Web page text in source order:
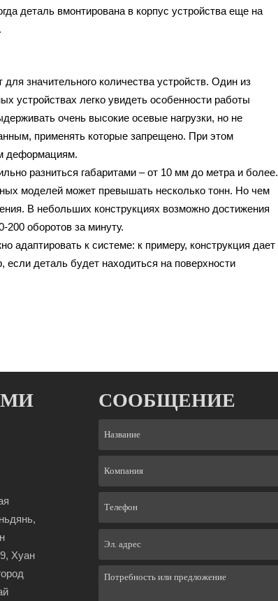
деталь вмонтирована в корпус устройства еще на
значительного количества устройств. Один из
устройствах легко увидеть особенности работы
очень высокие осевые нагрузки, но не
применять которые запрещено. При этом
деформациям.
разниться габаритами – от 10 мм до метра и более.
моделей может превышать несколько тонн. Но чем
В небольших конструкциях возможно достижения
оборотов за минуту.
адаптировать к системе: к примеру, конструкция дает
если деталь будет находиться на поверхности
Хуан
СООБЩЕНИЕ